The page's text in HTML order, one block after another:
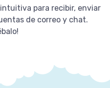
para recibir, enviar
de correo y chat.